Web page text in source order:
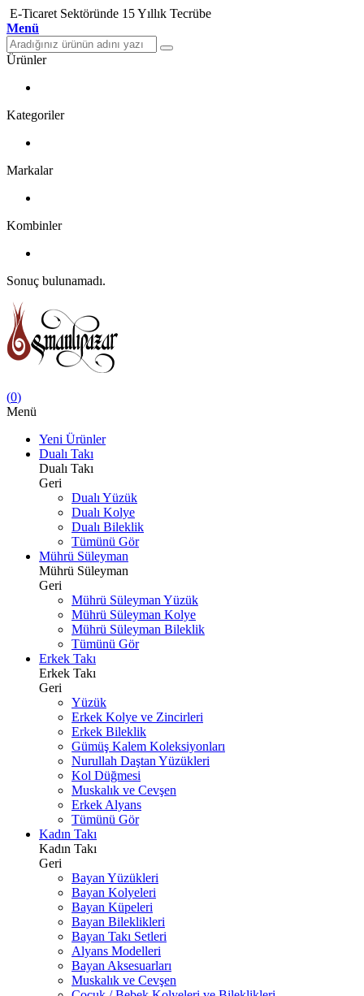
E-Ticaret Sektöründe 15 Yıllık Tecrübe
Menü
Ürünler
Kategoriler
Markalar
Kombinler
Sonuç bulunamadı.
(0)
Menü
Yeni Ürünler
Dualı Takı
Dualı Takı
Geri
Dualı Yüzük
Dualı Kolye
Dualı Bileklik
Tümünü Gör
Mührü Süleyman
Mührü Süleyman
Geri
Mührü Süleyman Yüzük
Mührü Süleyman Kolye
Mührü Süleyman Bileklik
Tümünü Gör
Erkek Takı
Erkek Takı
Geri
Yüzük
Erkek Kolye ve Zincirleri
Erkek Bileklik
Gümüş Kalem Koleksiyonları
Nurullah Daştan Yüzükleri
Kol Düğmesi
Muskalık ve Cevşen
Erkek Alyans
Tümünü Gör
Kadın Takı
Kadın Takı
Geri
Bayan Yüzükleri
Bayan Kolyeleri
Bayan Küpeleri
Bayan Bileklikleri
Bayan Takı Setleri
Alyans Modelleri
Bayan Aksesuarları
Muskalık ve Cevşen